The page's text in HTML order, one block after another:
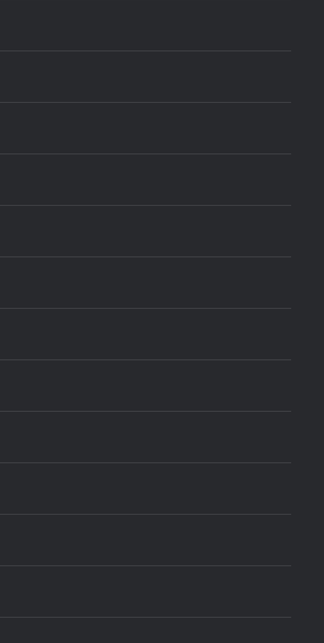
সংক্রমণ, স্বাস্থ্যবিধিতে উদাসীনতা